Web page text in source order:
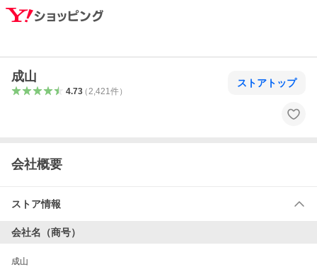
成山
4.73（ 2,421 件）
ストアトップ
会社概要
ストア情報
会社名（商号）
成山